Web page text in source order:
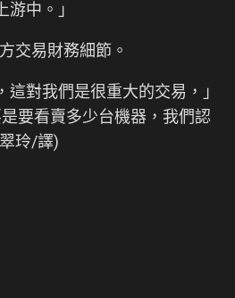
中。」
交易財務細節。
這對我們是很重大的交易，」
要看賣多少台機器，我們認
玲/譯)